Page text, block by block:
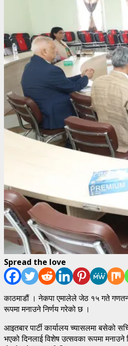
Spread the love
काठमाडौं । नेकपा एमालेले जेठ १५ गते
रूपमा मनाउने निर्णय गरेको छ ।
आइतबार पार्टी कार्यालय च्यासलमा बसेको
भएको दिनलाई विशेष उत्सवका रूपमा मनाउने